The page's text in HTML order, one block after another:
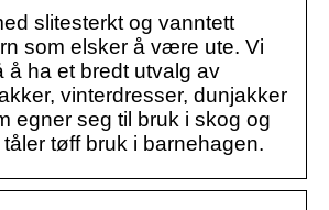
slitesterkt og vanntett
som elsker å være ute. Vi
å ha et bredt utvalg av
vinterdresser, dunjakker
egner seg til bruk i skog og
tøff bruk i barnehagen.